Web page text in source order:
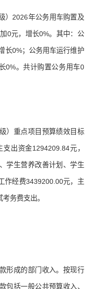
）2026年公务用车购置及
0元，增长0%。其中：公
长0%；公务用车运行维护
0%。共计购置公务用车0
）重点项目预算绩效目标
出资金1294209.84元，
学生营养改善计划、学生
作经费3439200.00元，主
务费支出。
形成的部门收入。按现行
包括一般公共预算收入、